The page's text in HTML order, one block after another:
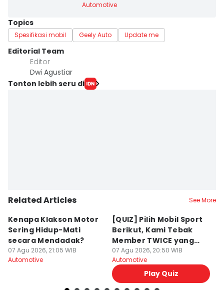
Automotive
Topics
Spesifikasi mobil Geely Auto Update me
Editorial Team
Editor
Dwi Agustiar
Tonton lebih seru di
Related Articles See More
Kenapa Klakson Motor
Sering Hidup-Mati
secara Mendadak?
07 Agu 2026, 21:05 WIB
Automotive
[QUIZ] Pilih Mobil Sport
Berikut, Kami Tebak
Member TWICE yang
Menemanimu Night Ride
07 Agu 2026, 20:50 WIB
Automotive
Play Quiz